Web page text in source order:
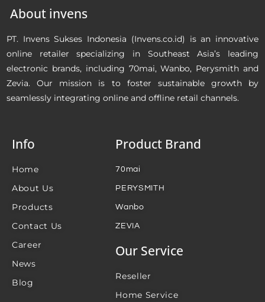
About invens
PT. Invens Sukses Indonesia (Invens.co.id) is an innovative
online retailer specializing in Southeast Asia’s leading
electronic brands, including 70mai, Wanbo, Perysmith and
Zevia. Our mission is to foster sustainable growth by
seamlessly integrating online and offline retail channels.
Info
Home
About Us
Products
Contact Us
Career
News
Blog
Product Brand
70mai
PERYSMITH
Wanbo
ZEVIA
Our Service
Reseller
Home Service